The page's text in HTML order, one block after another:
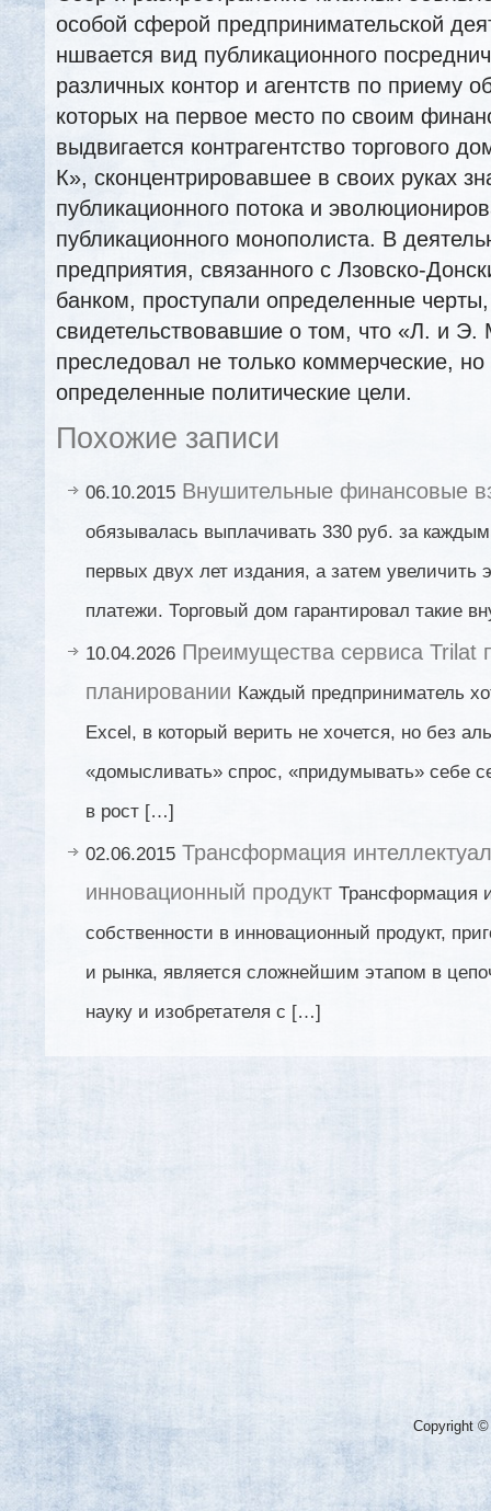
особой сферой предпринимательской
ншвается вид публикационного
различных контор и агентств по приему
которых на первое место по своим
выдвигается контрагентство торгового
К», сконцентрировавшее в своих руках
публикационного потока и
публикационного монополиста. В
предприятия, связанного с Лзовско-
банком, проступали определенные черты,
свидетельствовавшие о том, что «Л. и Э.
преследовал не только коммерческие,
определенные политические цели.
Похожие записи
06.10.2015 Внушительные финансовые
обязывалась выплачивать 330 руб. за
первых двух лет издания, а затем увеличить
платежи. Торговый дом гарантировал такие
10.04.2026 Преимущества сервиса Trilat
планировании Каждый предприниматель
Excel, в который верить не хочется, но без
«домысливать» спрос, «придумывать» себе
в рост […]
02.06.2015 Трансформация
инновационный продукт Трансформация
собственности в инновационный продукт,
и рынка, является сложнейшим этапом в
науку и изобретателя с […]
Copyright ©